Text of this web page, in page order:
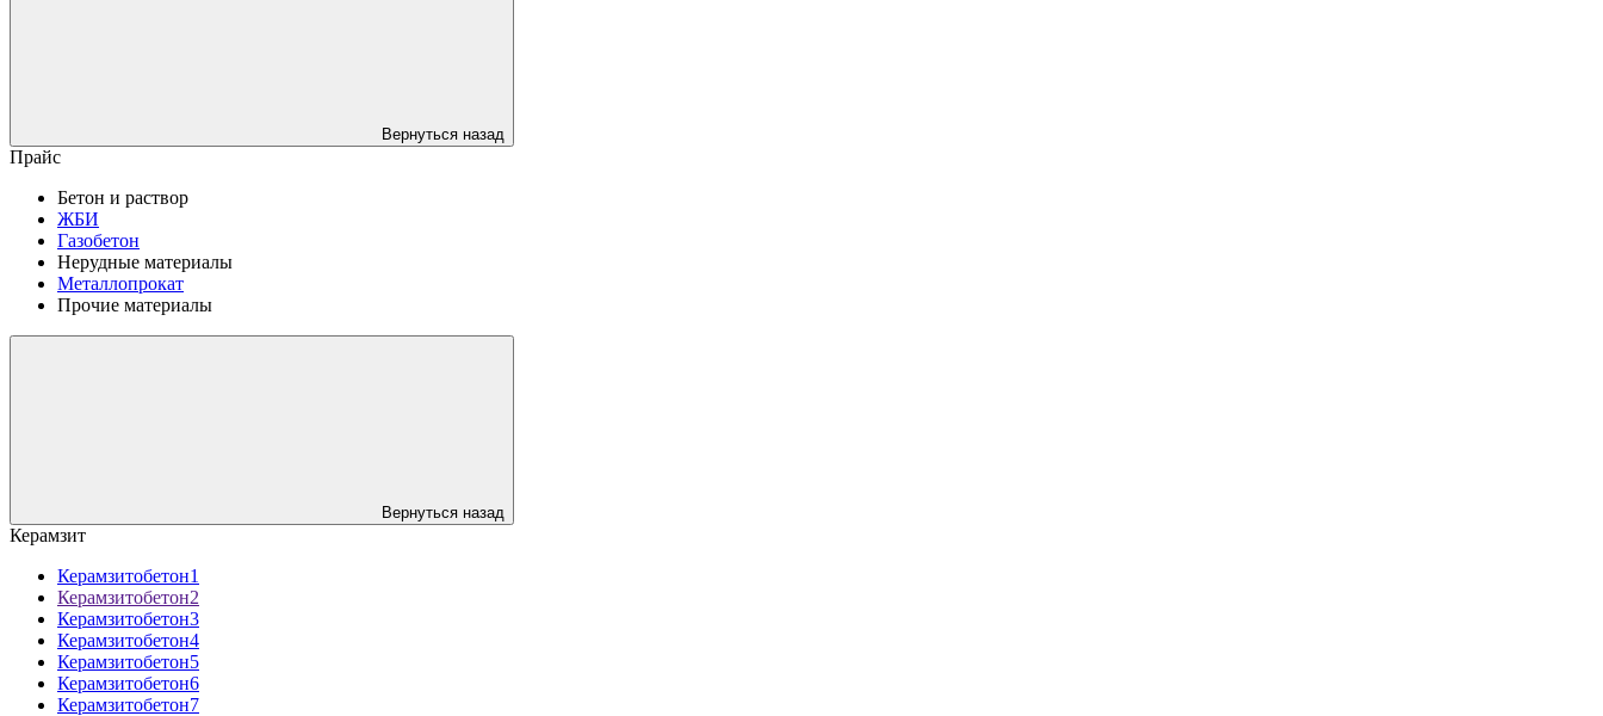
Вернуться назад
Прайс
Бетон и раствор
ЖБИ
Газобетон
Нерудные материалы
Металлопрокат
Прочие материалы
Вернуться назад
Керамзит
Керамзитобетон1
Керамзитобетон2
Керамзитобетон3
Керамзитобетон4
Керамзитобетон5
Керамзитобетон6
Керамзитобетон7